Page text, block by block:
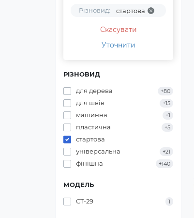
Різновид: стартова
Скасувати
Уточнити
РІЗНОВИД
для дерева +80
для швів +15
машинна +1
пластична +5
стартова
універсальна
+21
фінішна +140
МОДЕЛЬ
CT-29 1